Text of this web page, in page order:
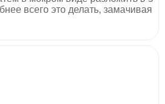
всего это делать, замачивая